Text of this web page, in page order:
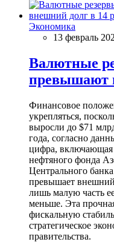
Экономика
13 февраль
Валютные
превышают
Финансовое
укрепляться,
выросли до $71
года, согласно
цифра, включающая
нефтяного фонда
Центрального
превышает внешний
лишь малую часть
меньше. Эта
фискальную
стратегическое
правительства.